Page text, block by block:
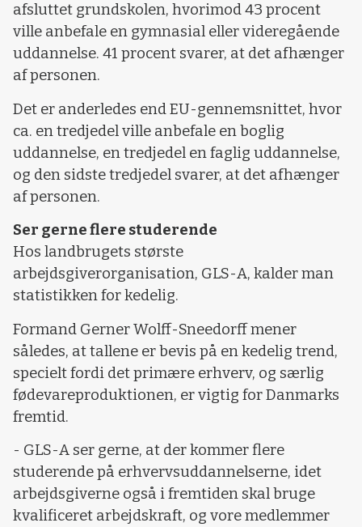
afsluttet grundskolen, hvorimod 43 procent
ville anbefale en gymnasial eller videregående
uddannelse. 41 procent svarer, at det afhænger
af personen.
Det er anderledes end EU-gennemsnittet, hvor
ca. en tredjedel ville anbefale en boglig
uddannelse, en tredjedel en faglig uddannelse,
og den sidste tredjedel svarer, at det afhænger
af personen.
Ser gerne flere studerende
Hos landbrugets største
arbejdsgiverorganisation, GLS-A, kalder man
statistikken for kedelig.
Formand Gerner Wolff-Sneedorff mener
således, at tallene er bevis på en kedelig trend,
specielt fordi det primære erhverv, og særlig
fødevareproduktionen, er vigtig for Danmarks
fremtid.
- GLS-A ser gerne, at der kommer flere
studerende på erhvervsuddannelserne, idet
arbejdsgiverne også i fremtiden skal bruge
kvalificeret arbejdskraft, og vore medlemmer